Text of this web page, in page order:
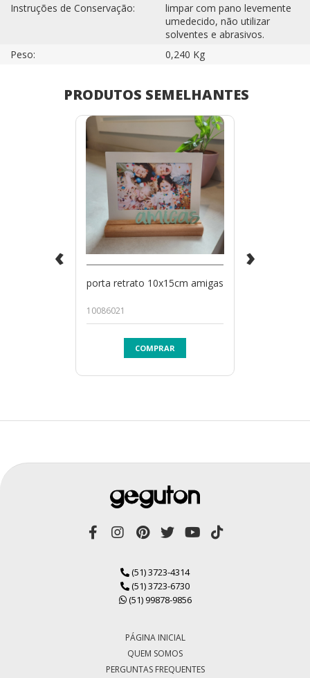
Instruções de Conservação:
limpar com pano levemente
umedecido, não utilizar
solventes e abrasivos.
Peso:
0,240 Kg
PRODUTOS SEMELHANTES
porta retrato 10x15cm amigas
10086021
COMPRAR
‹ ›
(51) 3723-4314
(51) 3723-6730
(51) 99878-9856
PÁGINA INICIAL
QUEM SOMOS
PERGUNTAS FREQUENTES